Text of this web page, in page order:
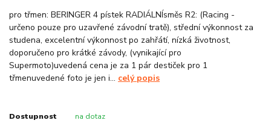
pro třmen: BERINGER 4 pístek RADIÁLNÍsměs R2: (Racing -
určeno pouze pro uzavřené závodní tratě), střední výkonnost za
studena, excelentní výkonnost po zahřátí, nízká životnost,
doporučeno pro krátké závody, (vynikající pro
Supermoto)uvedená cena je za 1 pár destiček pro 1
třmenuvedené foto je jen i... celý popis
Dostupnost na dotaz